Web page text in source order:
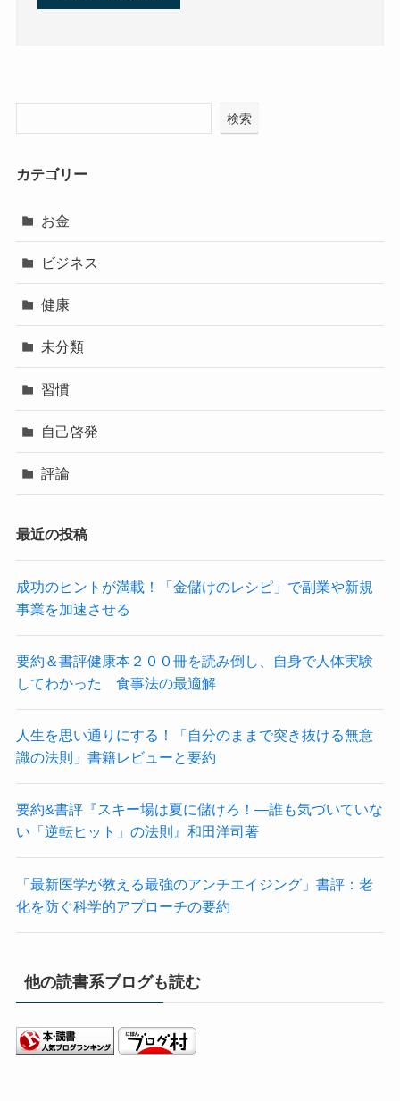
検索
カテゴリー
お金
ビジネス
健康
未分類
習慣
自己啓発
評論
最近の投稿
成功のヒントが満載！「金儲けのレシピ」で副業や新規
事業を加速させる
要約＆書評健康本２００冊を読み倒し、自身で人体実験
してわかった 食事法の最適解
人生を思い通りにする！「自分のままで突き抜ける無意
識の法則」書籍レビューと要約
要約&書評『スキー場は夏に儲けろ！―誰も気づいていな
い「逆転ヒット」の法則』和田洋司著
「最新医学が教える最強のアンチエイジング」書評：老
化を防ぐ科学的アプローチの要約
他の読書系ブログも読む